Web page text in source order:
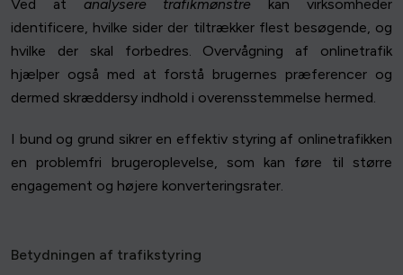
Ved at analysere trafikmønstre kan virksomheder
identificere, hvilke sider der tiltrækker flest besøgende, og
hvilke der skal forbedres. Overvågning af onlinetrafik
hjælper også med at forstå brugernes præferencer og
dermed skræddersy indhold i overensstemmelse hermed.
I bund og grund sikrer en effektiv styring af onlinetrafikken
en problemfri brugeroplevelse, som kan føre til større
engagement og højere konverteringsrater.
Betydningen af trafikstyring